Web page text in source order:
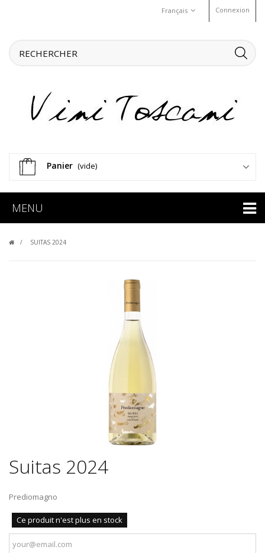
Connexion
Français
Panier (vide)
MENU
SUITAS 2024
Suitas 2024
Prediomagno
Ce produit n'est plus en stock